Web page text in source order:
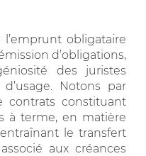
obligataire
d’obligations,
des juristes
Notons par
contrats constituant
à terme, en matière
le transfert
aux créances